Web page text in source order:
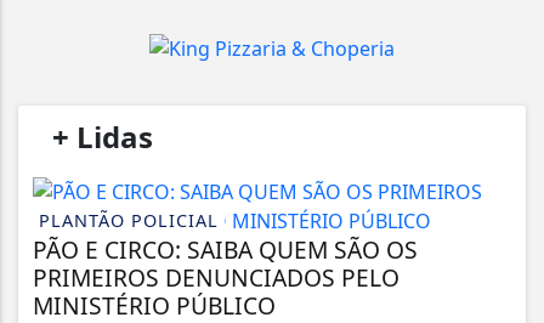
+ Lidas
PLANTÃO POLICIAL
PÃO E CIRCO: SAIBA QUEM SÃO OS
PRIMEIROS DENUNCIADOS PELO
MINISTÉRIO PÚBLICO